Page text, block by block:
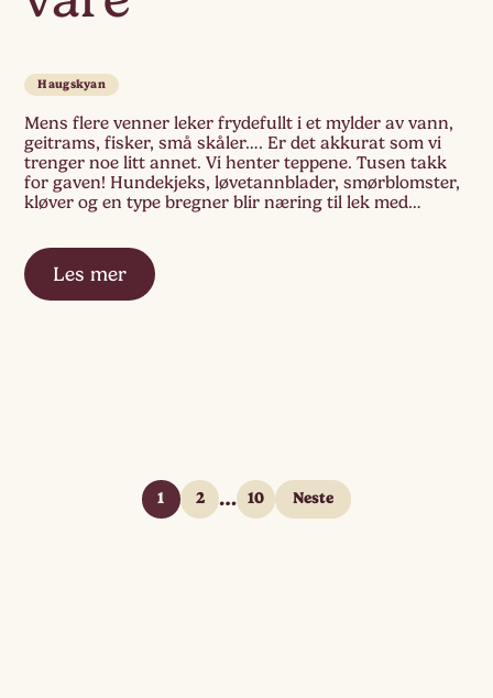
Haugskyan
Mens flere venner leker frydefullt i et mylder av vann,
geitrams, fisker, små skåler…. Er det akkurat som vi
trenger noe litt annet. Vi henter teppene. Tusen takk
for gaven! Hundekjeks, løvetannblader, smørblomster,
kløver og en type bregner blir næring til lek med
Les mer
1 2 … 10 Neste